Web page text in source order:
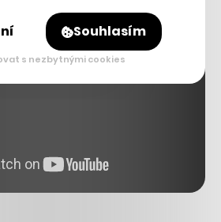
Souhlasím
s nezbytnými cookies